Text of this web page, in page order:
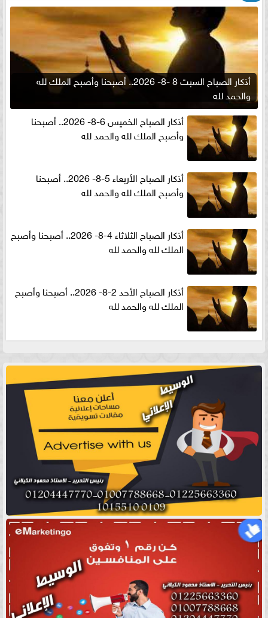
أذكار الصباح السبت 8 -8- 2026.. أصبحنا وأصبح الملك لله
والحمد لله
أذكار الصباح الخميس 6-8- 2026.. أصبحنا
وأصبح الملك لله والحمد لله
أذكار الصباح الأربعاء 5-8- 2026.. أصبحنا
وأصبح الملك لله والحمد لله
أذكار الصباح الثلاثاء 4-8- 2026.. أصبحنا وأصبح
الملك لله والحمد لله
أذكار الصباح الأحد 2-8- 2026.. أصبحنا وأصبح
الملك لله والحمد لله